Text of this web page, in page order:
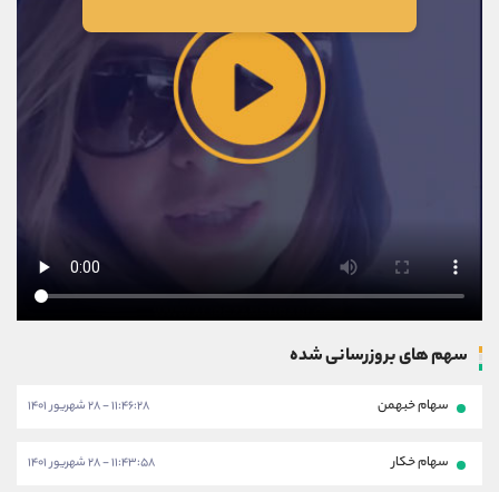
سهم های بروزرسانی شده
سهام خبهمن ۱۱:۴۶:۲۸ - ۲۸ شهریور ۱۴۰۱
سهام خکار ۱۱:۴۳:۵۸ - ۲۸ شهریور ۱۴۰۱